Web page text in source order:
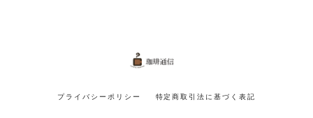
プライバシーポリシー 特定商取引法に基づく表記